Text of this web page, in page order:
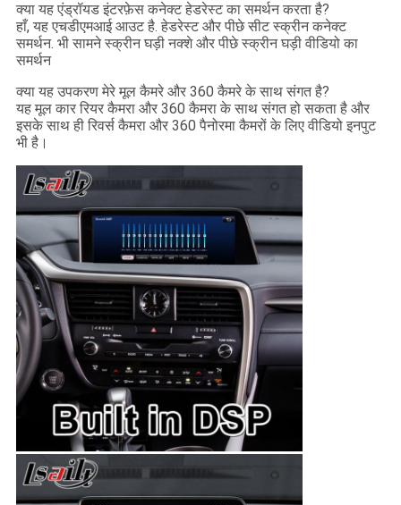
क्या यह एंड्रॉयड इंटरफ़ेस कनेक्ट हेडरेस्ट का समर्थन करता है?
हाँ, यह एचडीएमआई आउट है. हेडरेस्ट और पीछे सीट स्क्रीन कनेक्ट
समर्थन. भी सामने स्क्रीन घड़ी नक्शे और पीछे स्क्रीन घड़ी वीडियो का
समर्थन
क्या यह उपकरण मेरे मूल कैमरे और 360 कैमरे के साथ संगत है?
यह मूल कार रियर कैमरा और 360 कैमरा के साथ संगत हो सकता है और
इसके साथ ही रिवर्स कैमरा और 360 पैनोरमा कैमरों के लिए वीडियो इनपुट
भी है।